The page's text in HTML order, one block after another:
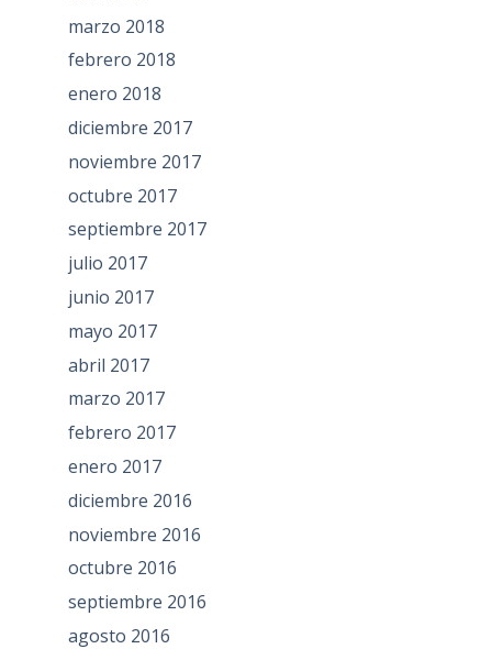
marzo 2018
febrero 2018
enero 2018
diciembre 2017
noviembre 2017
octubre 2017
septiembre 2017
julio 2017
junio 2017
mayo 2017
abril 2017
marzo 2017
febrero 2017
enero 2017
diciembre 2016
noviembre 2016
octubre 2016
septiembre 2016
agosto 2016